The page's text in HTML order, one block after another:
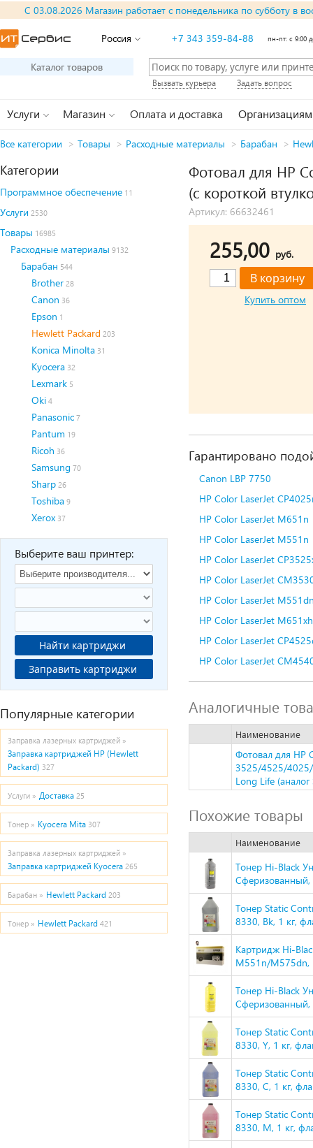
С 03.08.2026 Магазин работает с понедельника по субботу в
Россия +7 343 359-84-88 пн-пт: с 9:00
Каталог товаров
Вызвать курьера Задать вопрос
Услуги Магазин Оплата и доставка Организациям
Все категории > Товары > Расходные материалы > Барабан >
Категории
Программное обеспечение 11
Услуги 2530
Товары 16985
Расходные материалы 9132
Барабан 544
Brother 28
Canon 36
Epson 1
Hewlett Packard 203
Konica Minolta 31
Kyocera 32
Lexmark 5
Oki 4
Panasonic 7
Pantum 19
Ricoh 36
Samsung 70
Sharp 26
Toshiba 9
Xerox 37
Выберите ваш принтер:
Найти картриджи
Заправить картриджи
Популярные категории
Заправка лазерных картриджей »
Заправка картриджей HP (Hewlett
Packard) 327
Услуги » Доставка 25
Тонер » Kyocera Mita 307
Заправка лазерных картриджей »
Заправка картриджей Kyocera 265
Барабан » Hewlett Packard 203
Тонер » Hewlett Packard 421
Фотовал для HP
(с короткой
Артикул: 66632461
255,00 руб.
Купить оптом
Гарантировано
Canon LBP 7750
HP Color LaserJet
HP Color LaserJet M651n
HP Color LaserJet M551n
HP Color LaserJet
HP Color LaserJet
HP Color LaserJet
HP Color LaserJet M651xh
HP Color LaserJet
HP Color LaserJet
Аналогичные
Наименование
Фотовал для HP
3525/4525/
Long Life
Похожие товары
Наименование
Тонер Hi-Black
Сферизованный,
Тонер Static
8330, Bk, 1 кг,
Картридж Hi-
M551n/M575dn,
Тонер Hi-Black
Сферизованный,
Тонер Static
8330, Y, 1 кг,
Тонер Static
8330, C, 1 кг,
Тонер Static
8330, M, 1 кг,